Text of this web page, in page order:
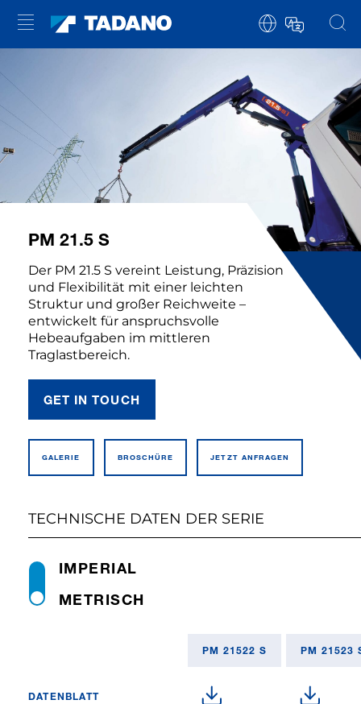
PM 21.5 S
Der PM 21.5 S vereint Leistung, Präzision
und Flexibilität mit einer leichten
Struktur und großer Reichweite –
entwickelt für anspruchsvolle
Hebeaufgaben im mittleren
Traglastbereich.
GET IN TOUCH
GALERIE BROSCHÜRE JETZT ANFRAGEN
TECHNISCHE DATEN DER SERIE
METRISCH
IMPERIAL
PM 21522 S PM 21523
DATENBLATT